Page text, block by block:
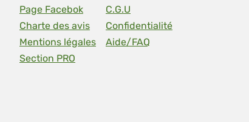
Page Facebok
C.G.U
Charte des avis
Confidentialité
Mentions légales
Aide/FAQ
Section PRO